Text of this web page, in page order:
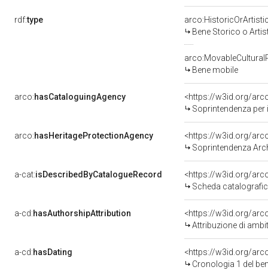
rdf:type
Bene Storico o
Bene mobile
arco:hasCataloguingAgency
<https://w3id.org/
Soprintendenza
arco:hasHeritageProtectionAgency
<https://w3id.org/
Soprintendenza
a-cat:isDescribedByCatalogueRecord
<https://w3id.org/
Scheda
a-cd:hasAuthorshipAttribution
<https://w3id.org/
Attribuzione di
a-cd:hasDating
<https://w3id.org/
Cronologia 1 del